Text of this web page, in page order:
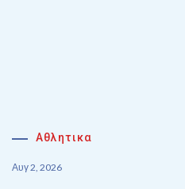
Αθλητικα
Αυγ 2, 2026